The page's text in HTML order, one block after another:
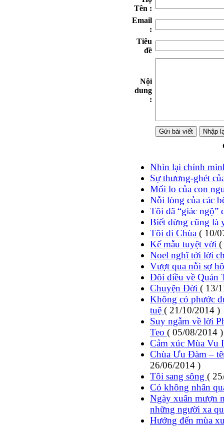
Tên :
Email
:
Tiêu
đề
Nội
dung
:
Nhìn lại chính
Sự thương-ghét
Mối lo của con
Nỗi lòng của các
Tôi đã “giác ngộ”
Biết dừng cũng là
Tôi đi Chùa ( 10/
Kế mẫu tuyệt vời (
Noel nghĩ tới lời
Vượt qua nỗi sợ
Đôi điều về Quán
Chuyện Đời ( 13/
Không có phước
tuệ ( 21/10/2014 )
Suy ngẫm về lời
Teo ( 05/08/2014 )
Cảm xúc Mùa Vu
Chùa Ưu Đàm –
26/06/2014 )
Tôi sang sông (
Có không nhân
Ngày xuân mượn
những người xa
Hướng đến mùa